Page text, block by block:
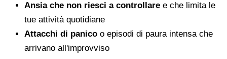
Ansia che non riesci a controllare e che limita le
tue attività quotidiane
Attacchi di panico o episodi di paura intensa che
arrivano all'improvviso